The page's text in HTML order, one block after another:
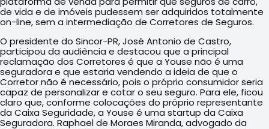
de vida e de imóveis pudessem ser adquiridos totalmente
on-line, sem a intermediação de Corretores de Seguros.
O presidente do Sincor-PR, José Antonio de Castro,
participou da audiência e destacou que a principal
reclamação dos Corretores é que a Youse não é uma
seguradora e que estaria vendendo a ideia de que o
Corretor não é necessário, pois o próprio consumidor seria
capaz de personalizar e cotar o seu seguro. Para ele, ficou
claro que, conforme colocações do próprio representante
da Caixa Seguridade, a Youse é uma startup da Caixa
Seguradora. Raphael de Moraes Miranda, advogado da